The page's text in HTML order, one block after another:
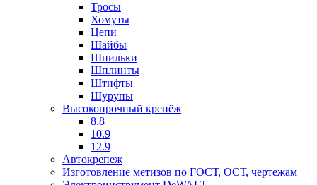
Тросы
Хомуты
Цепи
Шайбы
Шпильки
Шплинты
Штифты
Шурупы
Высокопрочный крепёж
8.8
10.9
12.9
Автокрепеж
Изготовление метизов по ГОСТ, ОСТ, чертежам